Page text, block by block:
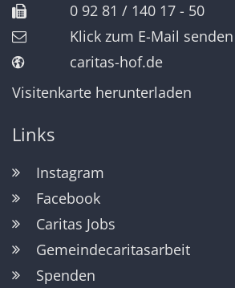
0 92 81 / 140 17 - 50
Klick zum E-Mail senden
caritas-hof.de
Visitenkarte herunterladen
Links
Instagram
Facebook
Caritas Jobs
Gemeindecaritasarbeit
Spenden